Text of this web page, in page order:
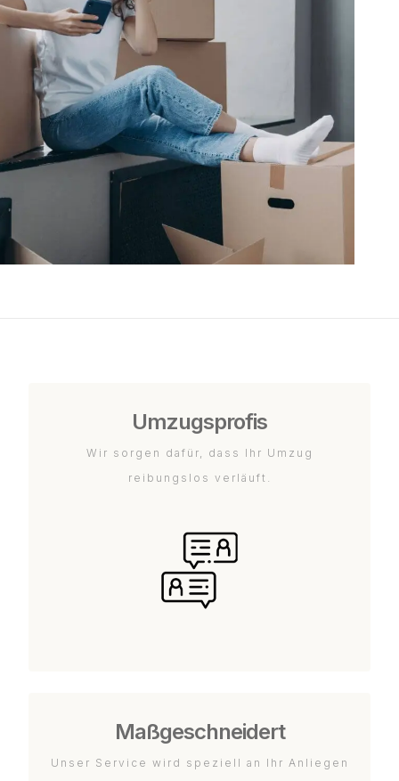
Umzugsprofis
Wir sorgen dafür, dass Ihr Umzug
reibungslos verläuft.
Maßgeschneidert
Unser Service wird speziell an Ihr Anliegen